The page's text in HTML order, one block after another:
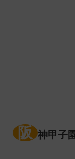
阪 神甲子